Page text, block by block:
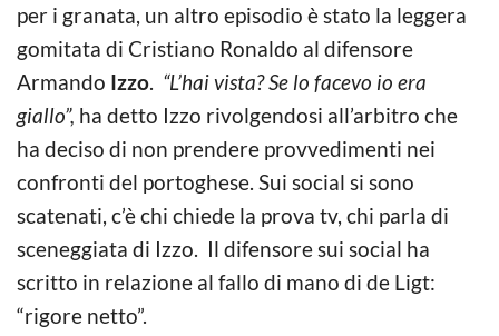
per i granata, un altro episodio è stato la leggera
gomitata di Cristiano Ronaldo al difensore
Armando Izzo. “L’hai vista? Se lo facevo io era
giallo”, ha detto Izzo rivolgendosi all’arbitro che
ha deciso di non prendere provvedimenti nei
confronti del portoghese. Sui social si sono
scatenati, c’è chi chiede la prova tv, chi parla di
sceneggiata di Izzo. Il difensore sui social ha
scritto in relazione al fallo di mano di de Ligt:
“rigore netto”.